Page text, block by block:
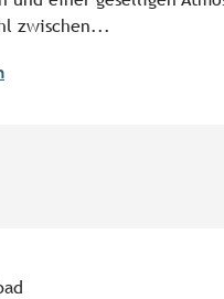
zwischen...